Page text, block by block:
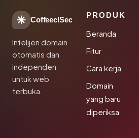
CoffeeclSec
Intelijen domain
otomatis dan
independen
untuk web
terbuka.
PRODUK
Beranda
Fitur
Cara kerja
Domain
yang baru
diperiksa